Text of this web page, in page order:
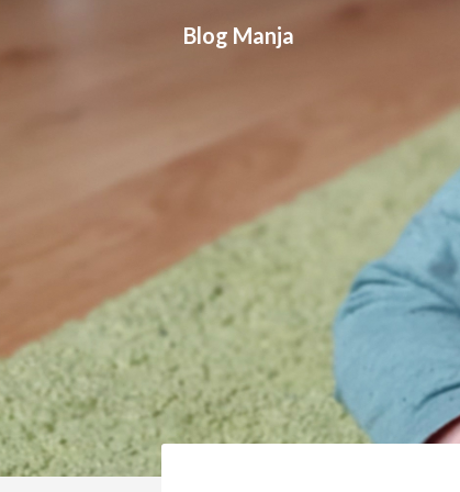
Blog Manja